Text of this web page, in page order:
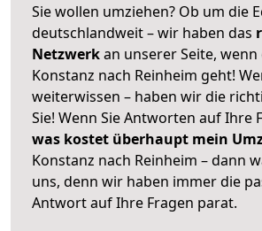
Sie wollen umziehen? Ob um die
deutschlandweit – wir haben das
Netzwerkan unserer Seite,
Konstanz nach Reinheim geht!
weiterwissen – haben wir die
Sie! Wenn Sie Antworten auf Ihre
was kostet überhaupt mein
Konstanz nach Reinheim – dann
uns, denn wir haben immer die
Antwort auf Ihre Fragen parat.